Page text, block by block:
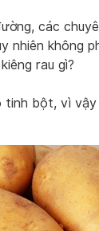
các
nhiên không
rau gì?
tinh bột, vì